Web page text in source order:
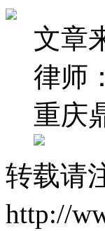
文章
律师：
重庆
转载请
http://